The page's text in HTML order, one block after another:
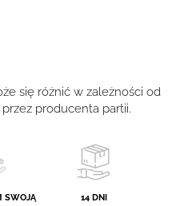
się różnić w zależności od
producenta partii.
SWOJĄ
14 DNI